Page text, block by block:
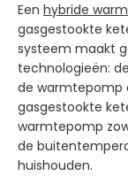
Een hybride
gasgestookte
systeem maakt
technologieën:
de warmtepomp
gasgestookte
warmtepomp
de
huishouden.